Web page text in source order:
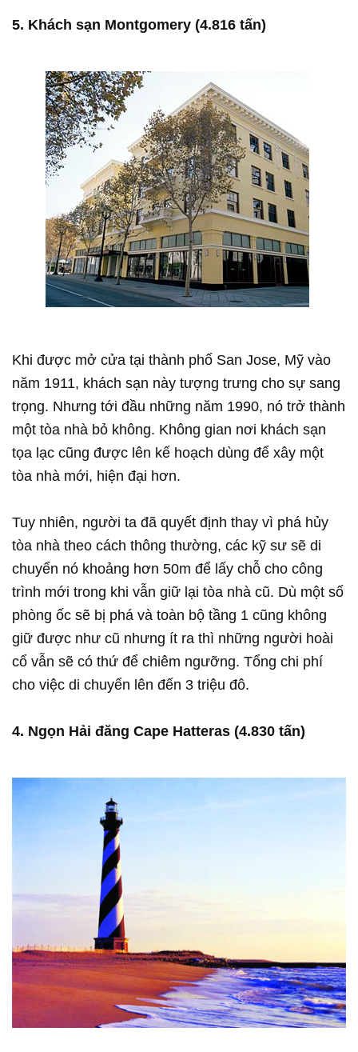
5. Khách sạn Montgomery (4.816 tấn)
Khi được mở cửa tại thành phố San Jose, Mỹ vào
năm 1911, khách sạn này tượng trưng cho sự sang
trọng. Nhưng tới đầu những năm 1990, nó trở thành
một tòa nhà bỏ không. Không gian nơi khách sạn
tọa lạc cũng được lên kế hoạch dùng để xây một
tòa nhà mới, hiện đại hơn.
Tuy nhiên, người ta đã quyết định thay vì phá hủy
tòa nhà theo cách thông thường, các kỹ sư sẽ di
chuyển nó khoảng hơn 50m để lấy chỗ cho công
trình mới trong khi vẫn giữ lại tòa nhà cũ. Dù một số
phòng ốc sẽ bị phá và toàn bộ tầng 1 cũng không
giữ được như cũ nhưng ít ra thì những người hoài
cổ vẫn sẽ có thứ để chiêm ngưỡng. Tổng chi phí
cho việc di chuyển lên đến 3 triệu đô.
4. Ngọn Hải đăng Cape Hatteras (4.830 tấn)